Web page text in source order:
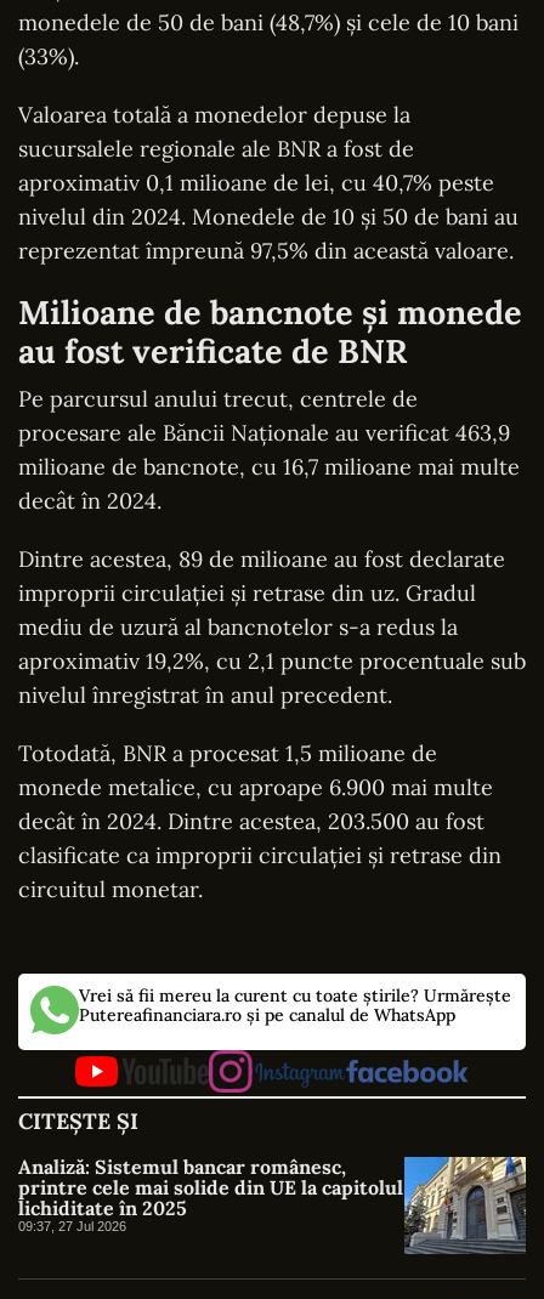
monedele de 50 de bani (48,7%) și cele de 10 bani
(33%).
Valoarea totală a monedelor depuse la
sucursalele regionale ale BNR a fost de
aproximativ 0,1 milioane de lei, cu 40,7% peste
nivelul din 2024. Monedele de 10 și 50 de bani au
reprezentat împreună 97,5% din această valoare.
Milioane de bancnote și monede
au fost verificate de BNR
Pe parcursul anului trecut, centrele de
procesare ale Băncii Naționale au verificat 463,9
milioane de bancnote, cu 16,7 milioane mai multe
decât în 2024.
Dintre acestea, 89 de milioane au fost declarate
improprii circulației și retrase din uz. Gradul
mediu de uzură al bancnotelor s-a redus la
aproximativ 19,2%, cu 2,1 puncte procentuale sub
nivelul înregistrat în anul precedent.
Totodată, BNR a procesat 1,5 milioane de
monede metalice, cu aproape 6.900 mai multe
decât în 2024. Dintre acestea, 203.500 au fost
clasificate ca improprii circulației și retrase din
circuitul monetar.
Vrei să fii mereu la curent cu toate știrile? Urmărește
Putereafinanciara.ro și pe canalul de WhatsApp
CITEȘTE ȘI
Analiză: Sistemul bancar românesc,
printre cele mai solide din UE la capitolul
lichiditate în 2025
09:37, 27 Jul 2026